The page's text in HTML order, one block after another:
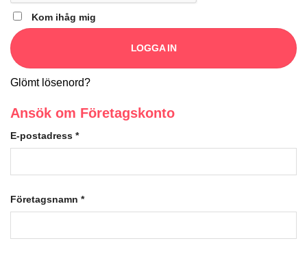
Kom ihåg mig
LOGGA IN
Glömt lösenord?
Ansök om Företagskonto
E-postadress *
Företagsnamn *